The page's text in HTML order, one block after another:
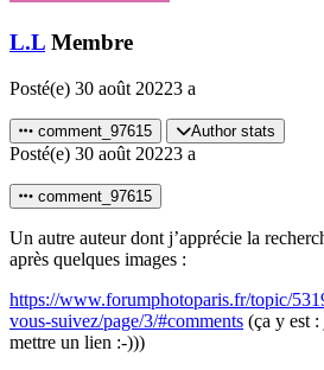
L.L Membre
Posté(e) 30 août 20223 a
comment_97615 Author stats
Posté(e) 30 août 20223 a
comment_97615
Un autre auteur dont j’apprécie la
après quelques images :
https://www.forumphotoparis.fr/topic/
vous-suivez/page/3/#comments (ça y est
mettre un lien :-)))